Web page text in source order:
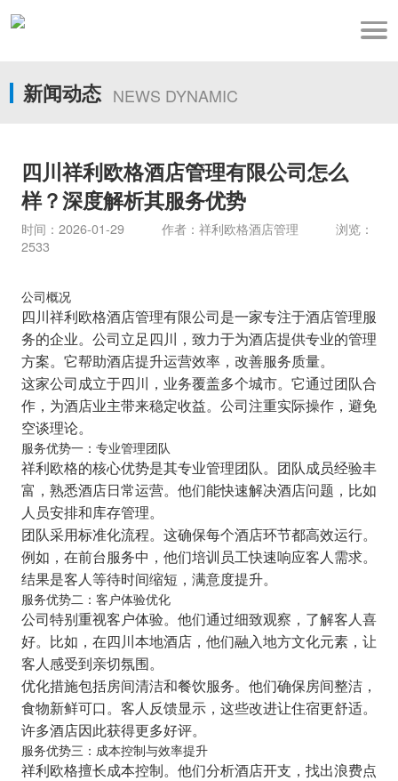
新闻动态 NEWS DYNAMIC
四川祥利欧格酒店管理有限公司怎么
样？深度解析其服务优势
时间：2026-01-29 作者：祥利欧格酒店管理 浏览：
2533
公司概况
四川祥利欧格酒店管理有限公司是一家专注于酒店管理服
务的企业。公司立足四川，致力于为酒店提供专业的管理
方案。它帮助酒店提升运营效率，改善服务质量。
这家公司成立于四川，业务覆盖多个城市。它通过团队合
作，为酒店业主带来稳定收益。公司注重实际操作，避免
空谈理论。
服务优势一：专业管理团队
祥利欧格的核心优势是其专业管理团队。团队成员经验丰
富，熟悉酒店日常运营。他们能快速解决酒店问题，比如
人员安排和库存管理。
团队采用标准化流程。这确保每个酒店环节都高效运行。
例如，在前台服务中，他们培训员工快速响应客人需求。
结果是客人等待时间缩短，满意度提升。
服务优势二：客户体验优化
公司特别重视客户体验。他们通过细致观察，了解客人喜
好。比如，在四川本地酒店，他们融入地方文化元素，让
客人感受到亲切氛围。
优化措施包括房间清洁和餐饮服务。他们确保房间整洁，
食物新鲜可口。客人反馈显示，这些改进让住宿更舒适。
许多酒店因此获得更多好评。
服务优势三：成本控制与效率提升
祥利欧格擅长成本控制。他们分析酒店开支，找出浪费点